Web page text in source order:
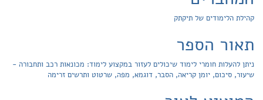
קהילת הלימודים של תיקתק
תאור הספר
ניתן להעלות חומרי לימוד שיכולים לעזור במקצוע לימוד: מכונאות רכב ותחבורה -
שיעור, סיכום, יומן קריאה, הסבר, דוגמא, מפה, שרטוט ותרשים זרימה